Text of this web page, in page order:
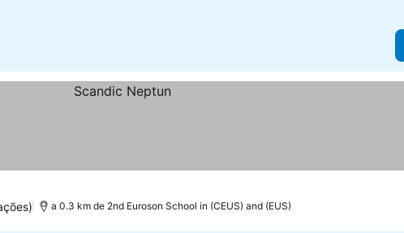
a 0.3 km de 2nd Euroson School in (CEUS) and (EUS)